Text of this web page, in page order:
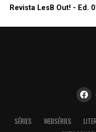
Revista LesB Out! - Ed.
SÉRIES WEBSÉRIES